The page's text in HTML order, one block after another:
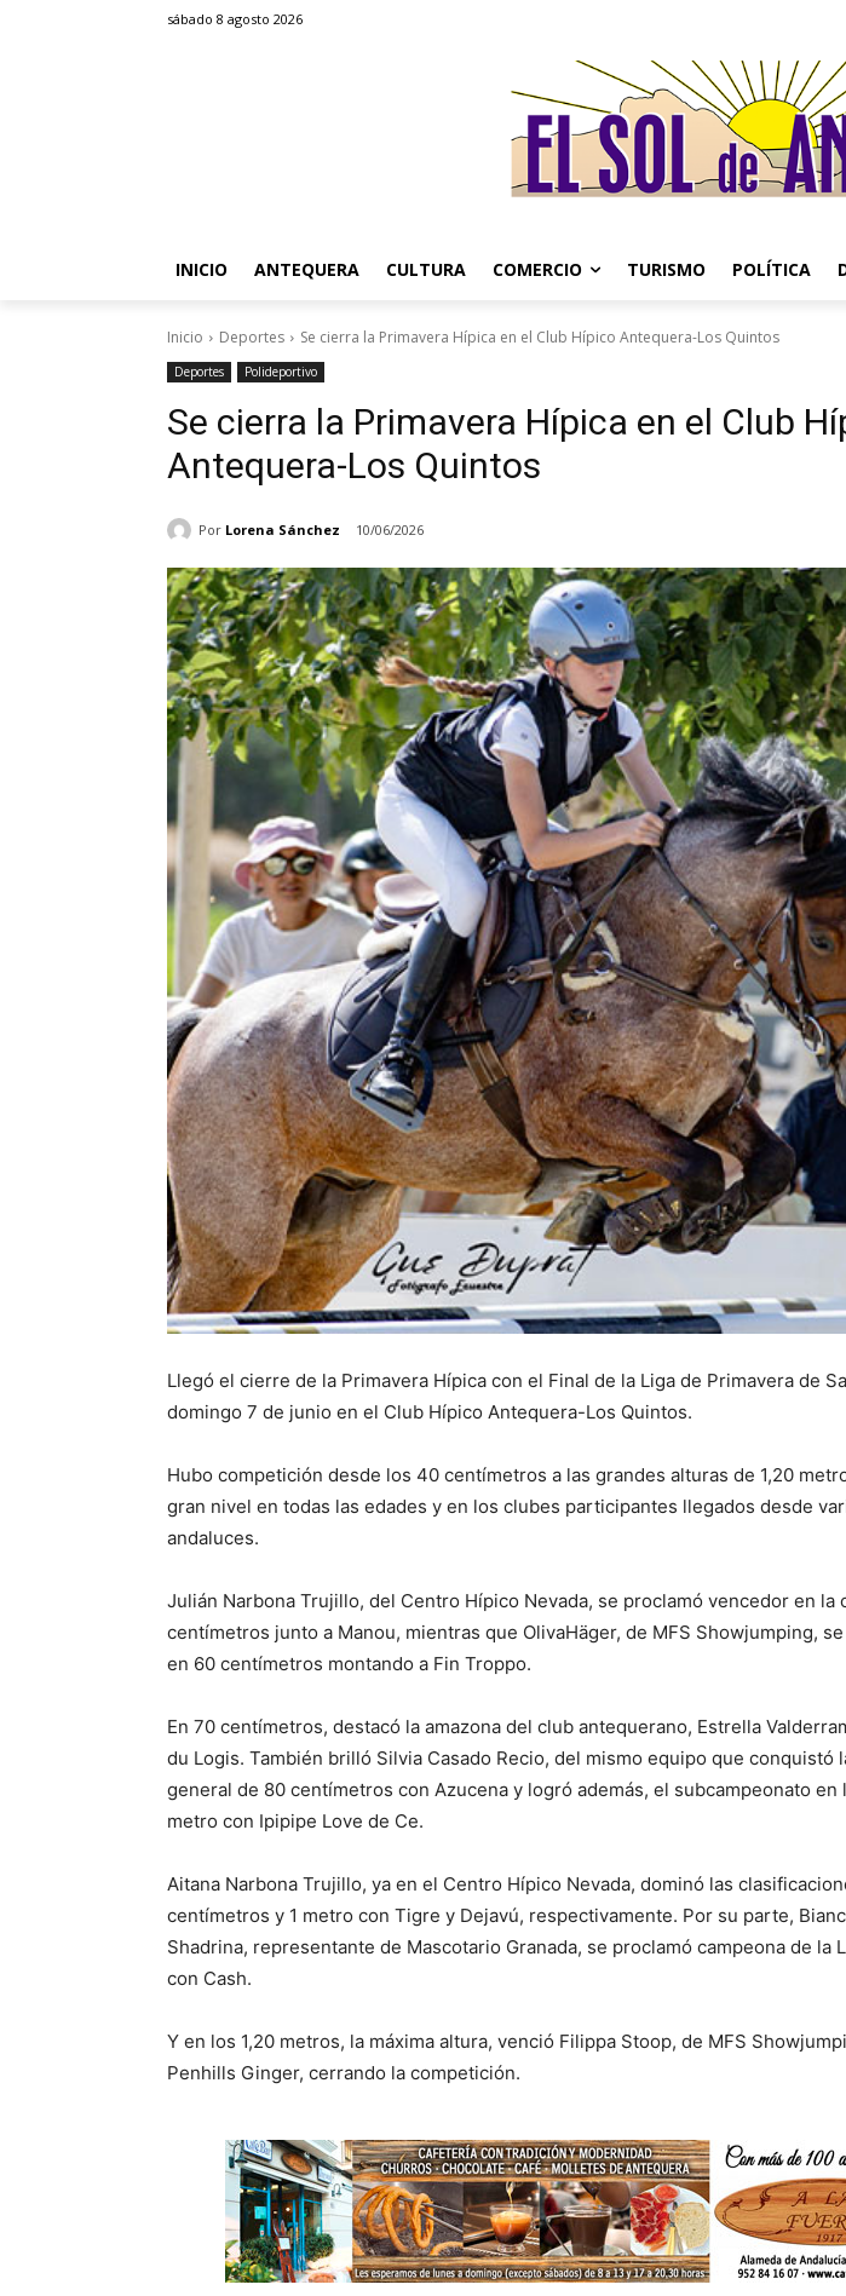
sábado 8 agosto 2026
INICIO ANTEQUERA CULTURA COMERCIO TURISMO POLÍTICA
Inicio Deportes Se cierra la Primavera Hípica en el Club Hípico Antequera-Los Quintos
Deportes Polideportivo
Se cierra la Primavera Hípica en el Club
Antequera-Los Quintos
Por Lorena Sánchez 10/06/2026
Llegó el cierre de la Primavera Hípica con el Final de la Liga de Primavera de
domingo 7 de junio en el Club Hípico Antequera-Los Quintos.
Hubo competición desde los 40 centímetros a las grandes alturas de 1,20
gran nivel en todas las edades y en los clubes participantes llegados desde
andaluces.
Julián Narbona Trujillo, del Centro Hípico Nevada, se proclamó vencedor en la
centímetros junto a Manou, mientras que OlivaHäger, de MFS Showjumping,
en 60 centímetros montando a Fin Troppo.
En 70 centímetros, destacó la amazona del club antequerano, Estrella
du Logis. También brilló Silvia Casado Recio, del mismo equipo que conquistó
general de 80 centímetros con Azucena y logró además, el subcampeonato en
metro con Ipipipe Love de Ce.
Aitana Narbona Trujillo, ya en el Centro Hípico Nevada, dominó las
centímetros y 1 metro con Tigre y Dejavú, respectivamente. Por su parte,
Shadrina, representante de Mascotario Granada, se proclamó campeona de la
con Cash.
Y en los 1,20 metros, la máxima altura, venció Filippa Stoop, de MFS
Penhills Ginger, cerrando la competición.